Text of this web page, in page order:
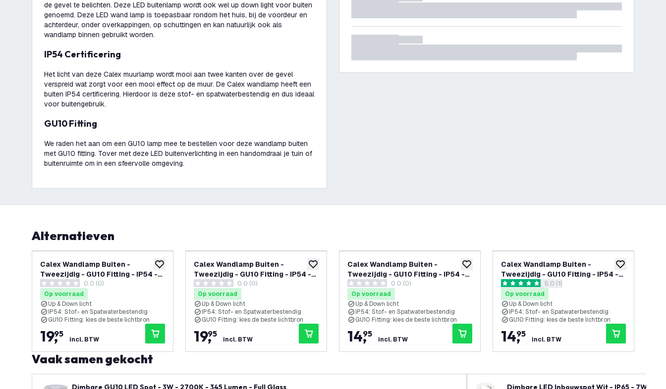
de gevel te belichten. Deze LED buitenlamp wordt ook wel up down light voor buiten
genoemd. Deze LED wand lamp is toepasbaar rondom het huis, bij de voordeur en
achterdeur, onder overkappingen, op schuttingen en kan natuurlijk ook als
wandlamp binnen gebruikt worden.
IP54 Certificering
Het licht van deze Calex muurlamp wordt mooi aan twee kanten over de gevel
verspreid wat zorgt voor een mooi effect op de muur. De Calex wandlamp heeft een
buiten IP54 certificering. Hierdoor is deze stof- en spatwaterbestendig en dus ideaal
voor buitengebruik.
GU10 Fitting
We raden het aan om een GU10 lamp mee te bestellen voor deze wandlamp buiten
met GU10 fitting. Tover met deze LED buitenverlichting in een handomdraai je tuin of
buitenruimte om in een sfeervolle omgeving.
Alternatieven
toevoegen aan verlanglijst
Calex Wandlamp Buiten -
Tweezijdig - GU10 Fitting - IP54 -
Roest
0 score sterren0.0 (0)
Op voorraad
Up & Down licht
IP54: Stof- en Spatwaterbestendig
GU10 Fitting: kies de beste lichtbron
19,
95
incl. BTW
toevoegen aan verlanglijst
Calex Wandlamp Buiten -
Tweezijdig - GU10 Fitting - IP54 -
Antraciet
0 score sterren0.0 (0)
Op voorraad
Up & Down licht
IP54: Stof- en Spatwaterbestendig
GU10 Fitting: kies de beste lichtbron
19,
95
incl. BTW
toevoegen aan verlanglijst
Calex Wandlamp Buiten -
Tweezijdig - GU10 Fitting - IP54 -
Antraciet
0 score sterren0.0 (0)
Op voorraad
Up & Down licht
IP54: Stof- en Spatwaterbestendig
GU10 Fitting: kies de beste lichtbron
14,
95
incl. BTW
toevoegen
Calex Wandlamp Buiten -
Tweezijdig - GU10 Fitting - IP54 -
Zwart
reviews drawer openen
5 score sterren5.0 (1)
Op voorraad
Up & Down licht
IP54: Stof- en Spatwaterbestendig
GU10 Fitting: kies de beste lichtbron
14,
95
incl. BTW
Vaak samen gekocht
Dimbare GU10 LED Spot - 3W - 2700K - 345 Lumen - Full Glass Dimbare LED Inbouwspot Wit - IP65 - 7W -